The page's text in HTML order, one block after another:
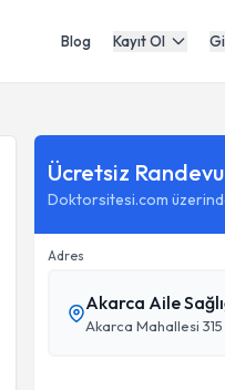
Blog Kayıt Ol
Ücretsiz
Doktorsitesi.com
Adres
Akarca Aile
Akarca Mahallesi 315